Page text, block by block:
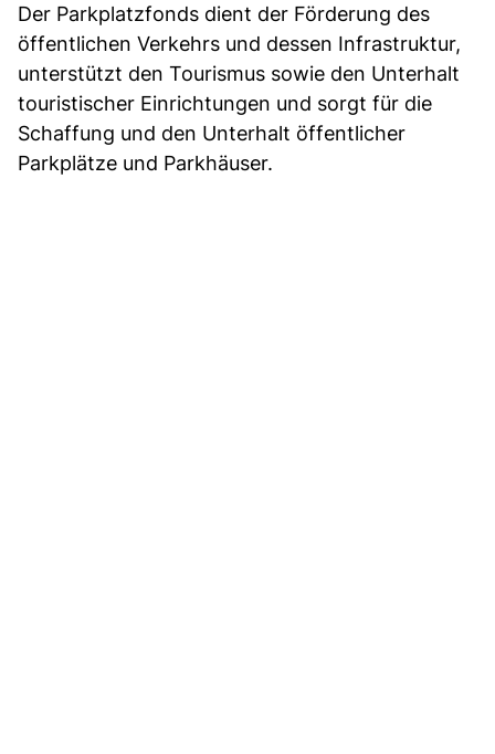
Der Parkplatzfonds dient der Förderung des
öffentlichen Verkehrs und dessen Infrastruktur,
unterstützt den Tourismus sowie den Unterhalt
touristischer Einrichtungen und sorgt für die
Schaffung und den Unterhalt öffentlicher
Parkplätze und Parkhäuser.